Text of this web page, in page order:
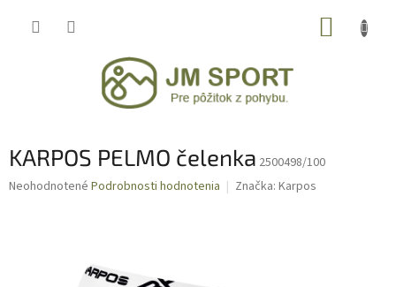
KARPOS PELMO čelenka 2500498/100
Priemerné
Neohodnotené Podrobnosti hodnotenia Značka: Karpos